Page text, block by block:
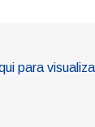
para